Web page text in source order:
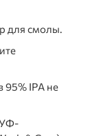
для смолы.
95% IPA не
УФ-